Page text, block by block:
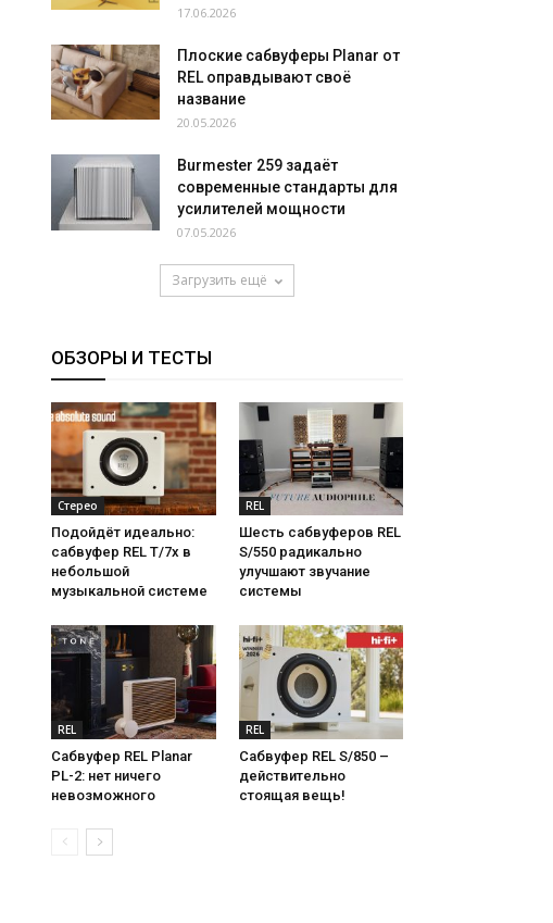
17.06.2026
Плоские сабвуферы Planar от
REL оправдывают своё
название
20.05.2026
Burmester 259 задаёт
современные стандарты для
усилителей мощности
07.05.2026
Загрузить ещё
ОБЗОРЫ И ТЕСТЫ
Стерео
Подойдёт идеально:
сабвуфер REL T/7x в
небольшой
музыкальной системе
REL
Шесть сабвуферов REL
S/550 радикально
улучшают звучание
системы
REL
Сабвуфер REL Planar
PL-2: нет ничего
невозможного
REL
Сабвуфер REL S/850 –
действительно
стоящая вещь!